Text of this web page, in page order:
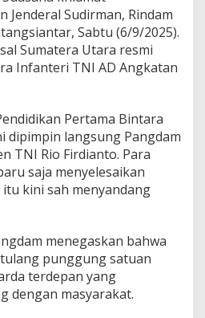
Jenderal Sudirman, Rindam
Sabtu (6/9/2025).
Sumatera Utara resmi
Infanteri TNI AD Angkatan
Pertama Bintara
dipimpin langsung Pangdam
TNI Rio Firdianto. Para
saja menyelesaikan
kini sah menyandang
menegaskan bahwa
punggung satuan
terdepan yang
dengan masyarakat.